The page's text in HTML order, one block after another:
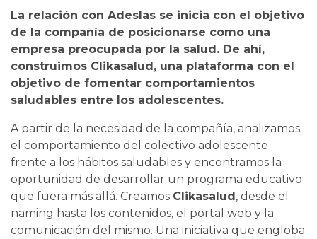
La relación con Adeslas se inicia con el objetivo
de la compañía de posicionarse como una
empresa preocupada por la salud. De ahí,
construimos Clikasalud, una plataforma con el
objetivo de fomentar comportamientos
saludables entre los adolescentes.
A partir de la necesidad de la compañía, analizamos
el comportamiento del colectivo adolescente
frente a los hábitos saludables y encontramos la
oportunidad de desarrollar un programa educativo
que fuera más allá. Creamos Clikasalud, desde el
naming hasta los contenidos, el portal web y la
comunicación del mismo. Una iniciativa que engloba